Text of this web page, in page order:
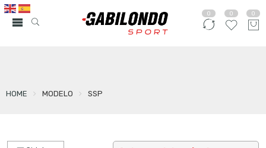
0 0 0
HOME MODELO SSP